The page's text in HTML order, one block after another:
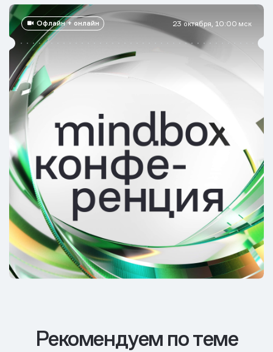
Офлайн + онлайн 23 октября, 10:00 мск
Рекомендуем по теме